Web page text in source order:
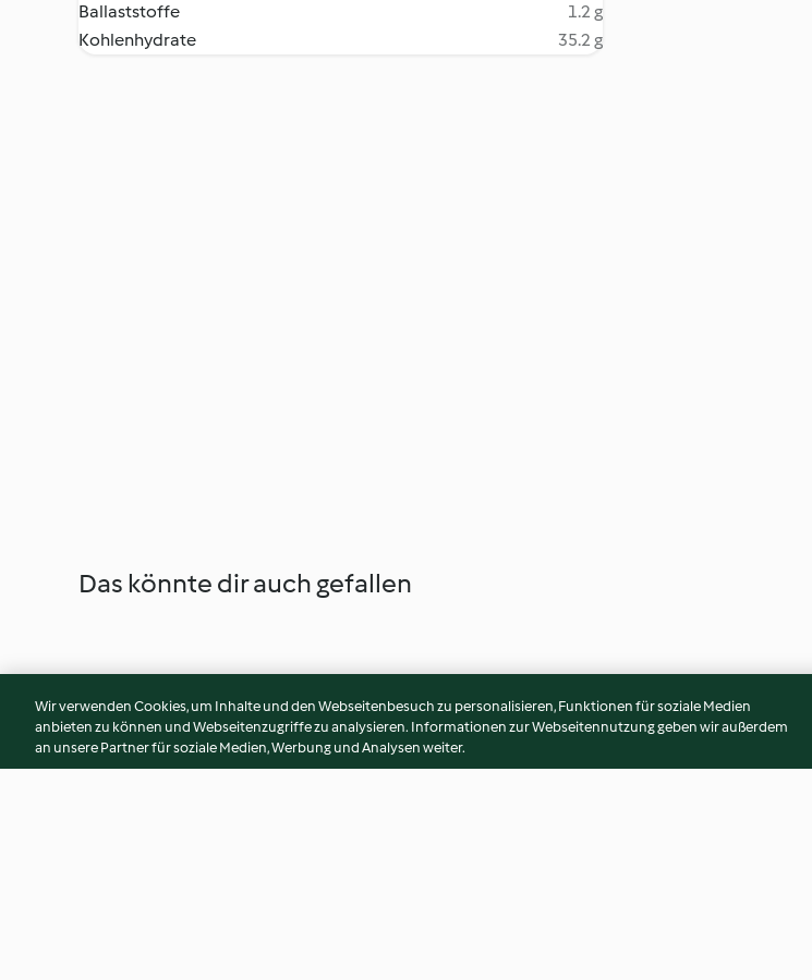
Ballaststoffe
1.2 g
Kohlenhydrate
35.2 g
Das könnte dir auch gefallen
Wir verwenden Cookies, um Inhalte und den Webseitenbesuch zu personalisieren, Funktionen für soziale Medien
anbieten zu können und Webseitenzugriffe zu analysieren. Informationen zur Webseitennutzung geben wir außerdem
an unsere Partner für soziale Medien, Werbung und Analysen weiter.